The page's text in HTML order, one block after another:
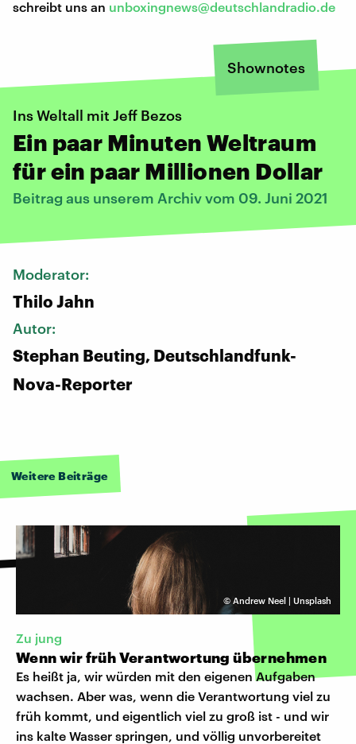
schreibt uns an unboxingnews@deutschlandradio.de
Shownotes
Ins Weltall mit Jeff Bezos
Ein paar Minuten Weltraum
für ein paar Millionen Dollar
Beitrag aus unserem Archiv vom 09. Juni 2021
Moderator:
Thilo Jahn
Autor:
Stephan Beuting, Deutschlandfunk-
Nova-Reporter
Weitere Beiträge
© Andrew Neel | Unsplash
Zu jung
Wenn wir früh Verantwortung übernehmen
Es heißt ja, wir würden mit den eigenen Aufgaben
wachsen. Aber was, wenn die Verantwortung viel zu
früh kommt, und eigentlich viel zu groß ist - und wir
ins kalte Wasser springen, und völlig unvorbereitet